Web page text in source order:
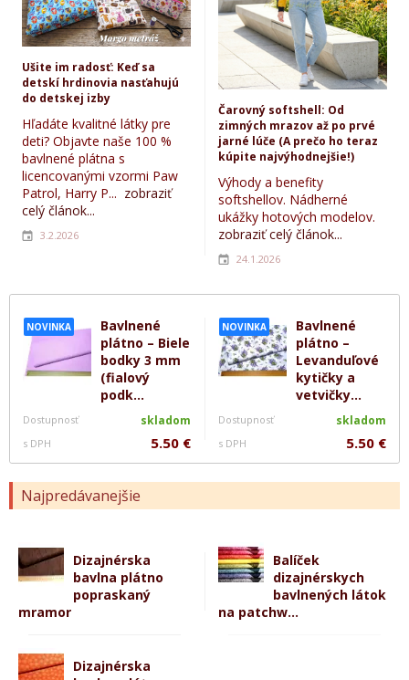
NOVINKA
Bavlnené
plátno – Biele
bodky 3 mm
(fialový
podk...
Dostupnosť skladom
s DPH 5.50 €
NOVINKA
Bavlnené
plátno –
Levanduľové
kytičky a
vetvičky...
Dostupnosť skladom
s DPH 5.50 €
Najpredávanejšie
Dizajnérska
bavlna plátno
popraskaný
mramor
Balíček
dizajnérskych
bavlnených látok
na patchw...
Dizajnérska
Ušite im radosť: Keď sa
detskí hrdinovia nasťahujú
do detskej izby
Hľadáte kvalitné látky pre
deti? Objavte naše 100 %
bavlnené plátna s
licencovanými vzormi Paw
Patrol, Harry P... zobraziť
celý článok...
3.2.2026
Čarovný softshell: Od
zimných mrazov až po prvé
jarné lúče (A prečo ho teraz
kúpite najvýhodnejšie!)
Výhody a benefity
softshellov. Nádherné
ukážky hotových modelov.
zobraziť celý článok...
24.1.2026